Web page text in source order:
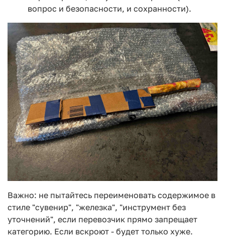
вопрос и безопасности, и сохранности).
Важно: не пытайтесь переименовать содержимое в
стиле "сувенир", "железка", "инструмент без
уточнений", если перевозчик прямо запрещает
категорию. Если вскроют - будет только хуже.